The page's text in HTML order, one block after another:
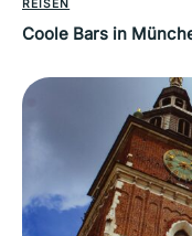
REISEN
Coole Bars in